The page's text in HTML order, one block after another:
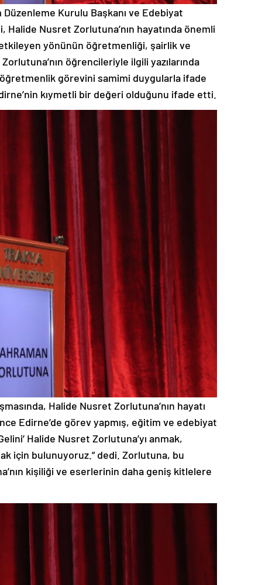
Düzenleme Kurulu Başkanı ve Edebiyat
Nusret Zorlutuna’nın hayatında önemli
yönünün öğretmenliği, şairlik ve
öğrencileriyle ilgili yazılarında
görevini samimi duygularla ifade
kıymetli bir değeri olduğunu ifade etti.
Halide Nusret Zorlutuna’nın hayatı
Edirne’de görev yapmış, eğitim ve edebiyat
Halide Nusret Zorlutuna’yı anmak,
için bulunuyoruz.” dedi. Zorlutuna, bu
kişiliği ve eserlerinin daha geniş kitlelere